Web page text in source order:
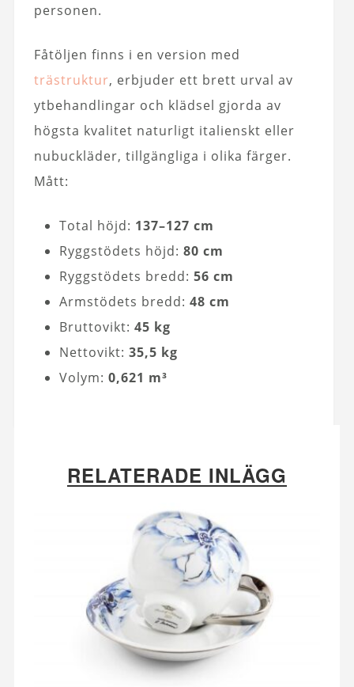
personen.
Fåtöljen finns i en version med
trästruktur, erbjuder ett brett urval av
ytbehandlingar och klädsel gjorda av
högsta kvalitet naturligt italienskt eller
nubuckläder, tillgängliga i olika färger.
Mått:
Total höjd: 137–127 cm
Ryggstödets höjd: 80 cm
Ryggstödets bredd: 56 cm
Armstödets bredd: 48 cm
Bruttovikt: 45 kg
Nettovikt: 35,5 kg
Volym: 0,621 m³
RELATERADE INLÄGG